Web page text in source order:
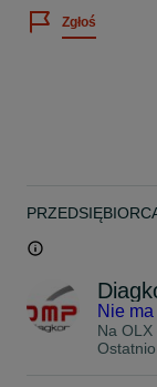
Zgłoś
Nie
Na OLX